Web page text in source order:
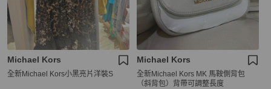
Michael Kors
全新Michael Kors小黑亮片洋裝S
Michael Kors
全新Michael Kors MK 馬鞍側背包
（斜背包）背帶可調整長度